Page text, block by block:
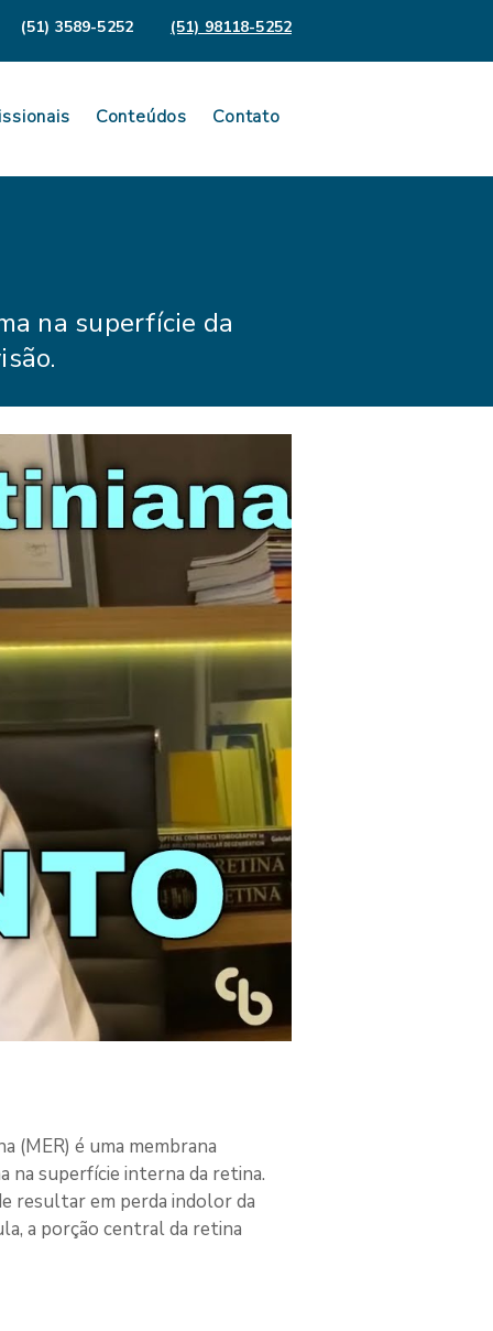
(51) 3589-5252 (51) 98118-5252
Conteúdos Contato
na superfície da
(MER) é uma membrana
na superfície interna da retina.
resultar em perda indolor da
a porção central da retina